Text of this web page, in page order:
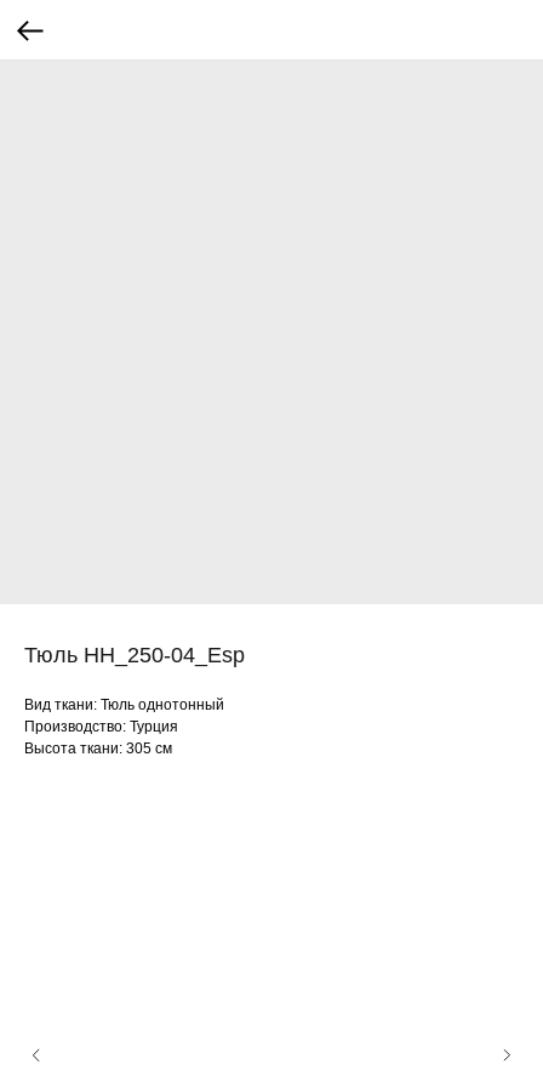
Тюль HH_250-04_Esp
Вид ткани: Тюль однотонный
Производство: Турция
Высота ткани: 305 см